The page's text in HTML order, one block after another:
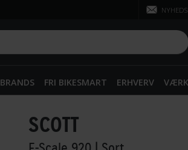
BRANDS FRI BIKESMART ERHVERV
SCOTT